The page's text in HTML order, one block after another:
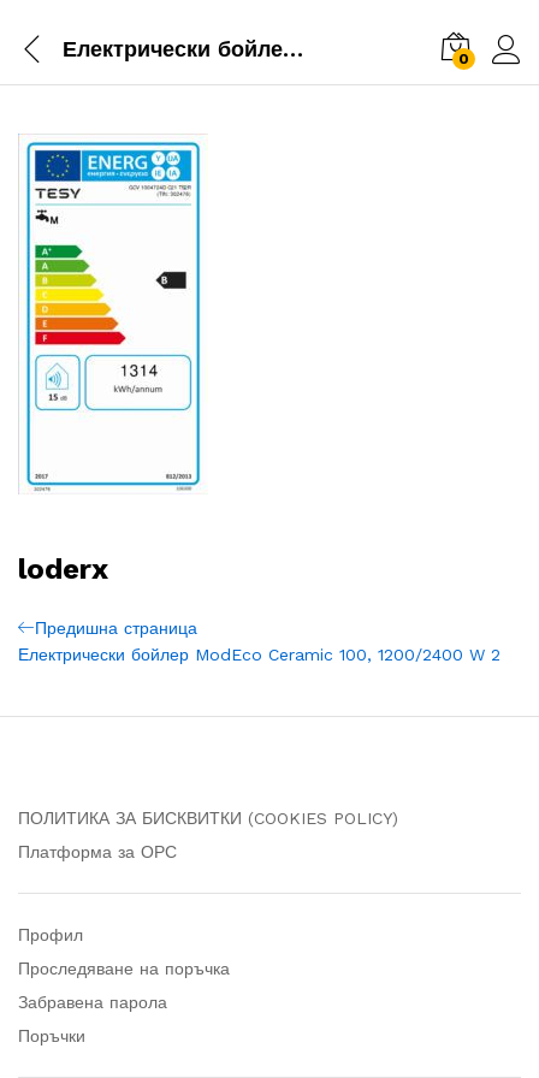
Електрически бойлер ModEco Ceramic 100, 1200/2400 W 2 0
loderx
Навигация
Previous
Post
Предишна страница
Електрически бойлер ModEco Ceramic 100, 1200/2400 W 2
ПОЛИТИКА ЗА БИСКВИТКИ (COOKIES POLICY)
Платформа за ОРС
Профил
Проследяване на поръчка
Забравена парола
Поръчки